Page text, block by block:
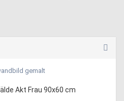
Akt Frau 90x60 cm